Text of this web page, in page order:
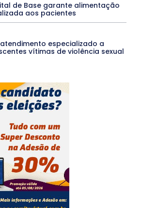
de Base garante alimentação
aos pacientes
especializado a
vítimas de violência sexual